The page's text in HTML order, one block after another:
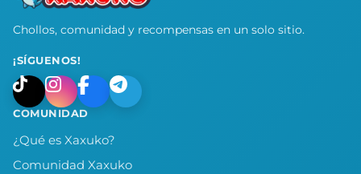
Chollos, comunidad y recompensas en un solo sitio.
¡SÍGUENOS!
COMUNIDAD
¿Qué es Xaxuko?
Comunidad Xaxuko